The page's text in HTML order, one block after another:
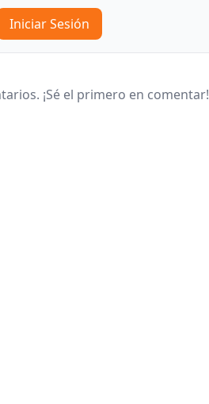
Iniciar Sesión
¡Sé el primero en comentar!